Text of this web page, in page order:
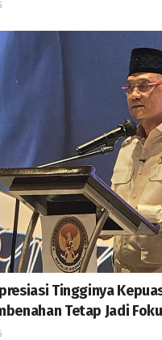
Tingginya
Tetap Jadi